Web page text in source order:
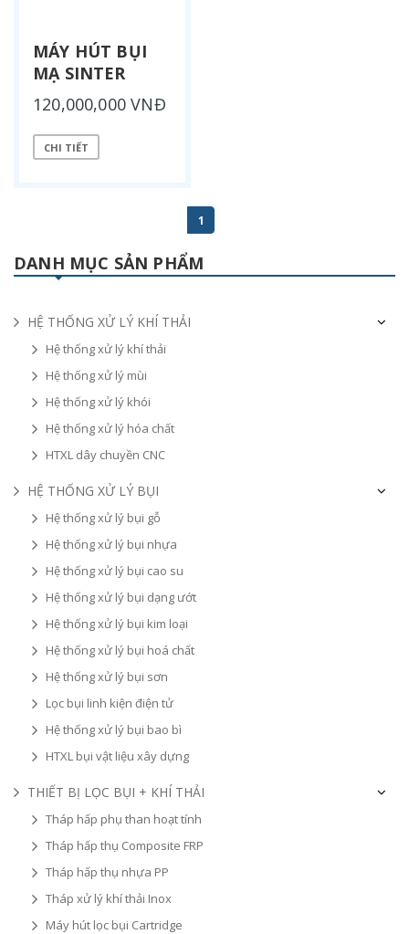
MÁY HÚT BỤI
MẠ SINTER
120,000,000 VNĐ
CHI TIẾT
1
DANH MỤC SẢN PHẨM
HỆ THỐNG XỬ LÝ KHÍ THẢI
Hệ thống xử lý khí thải
Hệ thống xử lý mùi
Hệ thống xử lý khói
Hệ thống xử lý hóa chất
HTXL dây chuyền CNC
HỆ THỐNG XỬ LÝ BỤI
Hệ thống xử lý bụi gỗ
Hệ thống xử lý bụi nhựa
Hệ thống xử lý bụi cao su
Hệ thống xử lý bụi dạng ướt
Hệ thống xử lý bụi kim loại
Hệ thống xử lý bụi hoá chất
Hệ thống xử lý bụi sơn
Lọc bụi linh kiện điện tử
Hệ thống xử lý bụi bao bì
HTXL bụi vật liệu xây dựng
THIẾT BỊ LỌC BỤI + KHÍ THẢI
Tháp hấp phụ than hoạt tính
Tháp hấp thụ Composite FRP
Tháp hấp thụ nhựa PP
Tháp xử lý khí thải Inox
Máy hút lọc bụi Cartridge